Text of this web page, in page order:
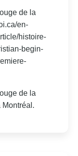
de la
en-
histoire-
begin-
de la
Montréal.